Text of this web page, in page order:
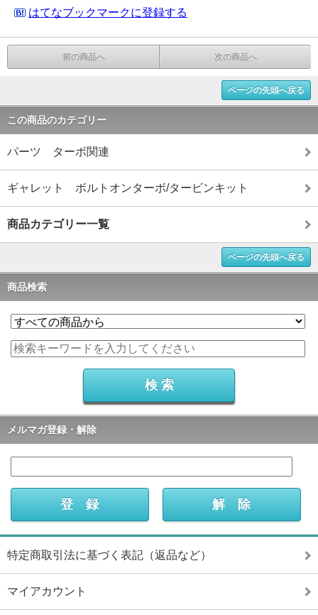
はてなブックマークに登録する
前の商品へ 次の商品へ
ページの先頭へ戻る
この商品のカテゴリー
パーツ ターボ関連
ギャレット ボルトオンターボ/タービンキット
商品カテゴリー一覧
ページの先頭へ戻る
商品検索
メルマガ登録・解除
特定商取引法に基づく表記（返品など）
マイアカウント